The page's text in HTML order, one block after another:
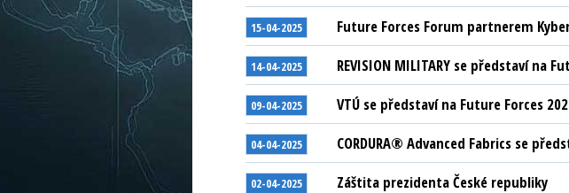
15-04-2025 Future Forces Forum partnerem
14-04-2025 REVISION MILITARY se představí na
09-04-2025 VTÚ se představí na Future Forces
04-04-2025 CORDURA® Advanced Fabrics se
02-04-2025 Záštita prezidenta České republiky